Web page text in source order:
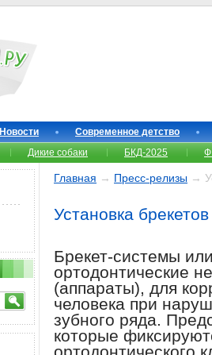
Новости
Современное детство
Дикие собаки БКД-2025
Главная → Пресс-релизы →
Установка брекетов
Брекет-системы
ортодонтические
(аппараты), для
человека при
зубного ряда.
которые